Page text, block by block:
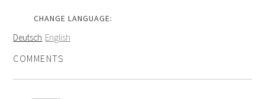
CHANGE LANGUAGE:
Deutsch English
COMMENTS